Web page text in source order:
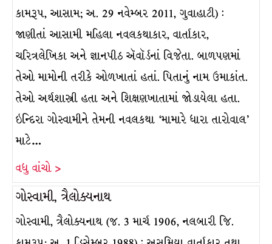
કામરૂપ, આસામ; અ. 29 નવેમ્બર 2011, ગુવાહાટી) :
જાણીતાં આસામી મહિલા નવલકથાકાર, વાર્તાકાર,
ચરિત્રલેખિકા અને જ્ઞાનપીઠ ઍવૉર્ડનાં વિજેતા. બાળપણમાં
તેઓ મામોની તરીકે ઓળખાતાં હતાં. પિતાનું નામ ઉમાકાંત.
તેઓ અર્થશાસ્ત્રી હતા અને શિક્ષણખાતામાં જોડાયેલા હતા.
ઇન્દિરા ગોસ્વામીને તેમની નવલકથા ‘મામારે ધારા તારોવાલ’
માટે…
વધુ વાંચો >
ગોસ્વામી, ત્રૈલોક્યનાથ
ગોસ્વામી, ત્રૈલોક્યનાથ (જ. 3 માર્ચ 1906, નલબારી જિ.